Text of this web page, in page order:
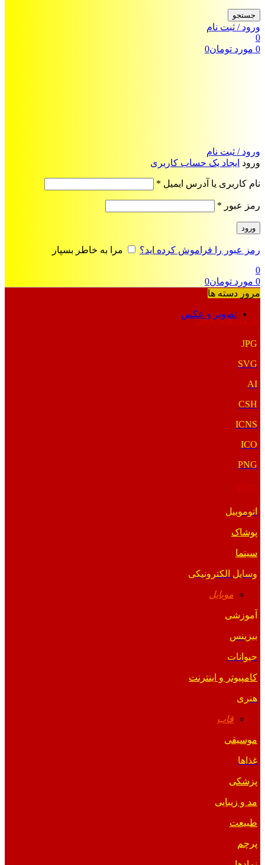
جستجو
ورود / ثبت نام
0
0 مورد تومان0
ورود / ثبت نام
ورود ایجاد یک حساب کاربری
نام کاربری یا آدرس ایمیل *
رمز عبور *
ورود
رمز عبور را فراموش کرده اید؟
مرا به خاطر بسپار
0
0 مورد تومان0
مرور دسته ها
تصویر و عکس
فرمت‌های خاص
JPG
SVG
AI
CSH
ICNS
ICO
PNG
اتوموبیل
پوشاک
سینما
وسایل الکترونیکی
موبایل
آموزشی
بیزینس
حیوانات
کامپیوتر و اینترنت
هنری
قاب
موسیقی
غذاها
پزشکی
مد و زیبایی
طبیعت
پرچم